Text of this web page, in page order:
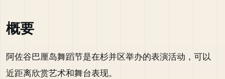
概要
阿佐谷巴厘岛舞蹈节是在杉并区举办的表演活动，可以
近距离欣赏艺术和舞台表现。